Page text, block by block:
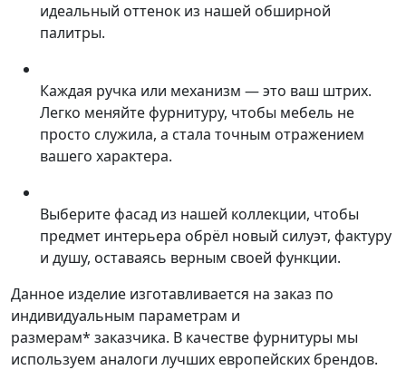
идеальный оттенок из нашей обширной
палитры.
Каждая ручка или механизм — это ваш штрих.
Легко меняйте фурнитуру, чтобы мебель не
просто служила, а стала точным отражением
вашего характера.
Выберите фасад из нашей коллекции, чтобы
предмет интерьера обрёл новый силуэт, фактуру
и душу, оставаясь верным своей функции.
Данное изделие изготавливается на заказ по
индивидуальным параметрам и
размерам* заказчика. В качестве фурнитуры мы
используем аналоги лучших европейских брендов.